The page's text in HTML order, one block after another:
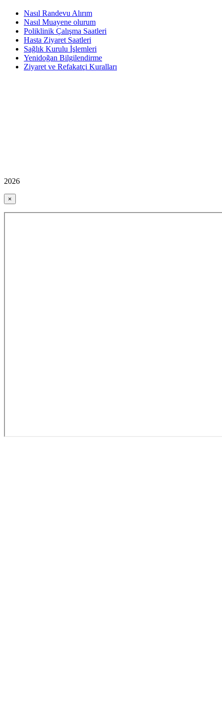
Nasıl Randevu Alırım
Nasıl Muayene olurum
Poliklinik Çalışma Saatleri
Hasta Ziyaret Saatleri
Sağlık Kurulu İşlemleri
Yenidoğan Bilgilendirme
Ziyaret ve Refakatçi Kuralları
2026
×